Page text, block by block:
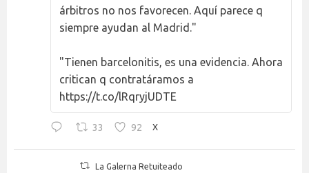
árbitros no nos favorecen. Aquí parece q
siempre ayudan al Madrid."
"Tienen barcelonitis, es una evidencia. Ahora
critican q contratáramos a
https://t.co/lRqryjUDTE
33 92 X
La Galerna Retuiteado